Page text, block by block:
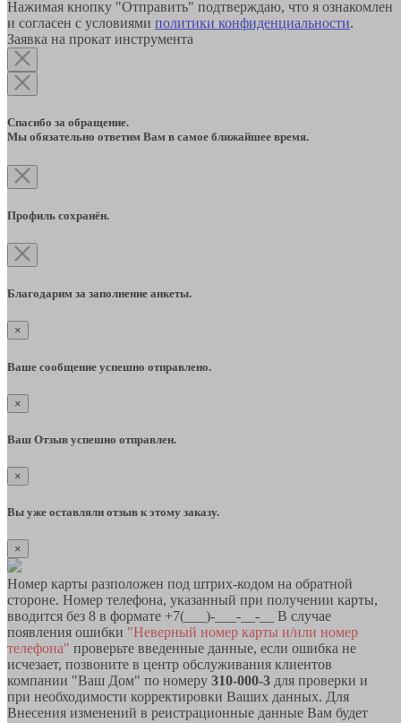
Нажимая кнопку "Отправить" подтверждаю, что я ознакомлен
и согласен с условиями политики конфиденциальности.
Заявка на прокат инструмента
Спасибо за обращение.
Мы обязательно ответим Вам в самое ближайшее время.
Профиль сохранён.
Благодарим за заполнение анкеты.
×
Ваше сообщение успешно отправлено.
×
Ваш Отзыв успешно отправлен.
×
Вы уже оставляли отзыв к этому заказу.
×
Номер карты разположен под штрих-кодом на обратной
стороне. Номер телефона, указанный при получении карты,
вводится без 8 в формате +7(___)-___-__-__ В случае
появления ошибки "Неверный номер карты и/или номер
телефона" проверьте введенные данные, если ошибка не
исчезает, позвоните в центр обслуживания клиентов
компании "Ваш Дом" по номеру 310-000-3 для проверки и
при необходимости корректировки Ваших данных. Для
Внесения изменений в реистрационные данные Вам будет